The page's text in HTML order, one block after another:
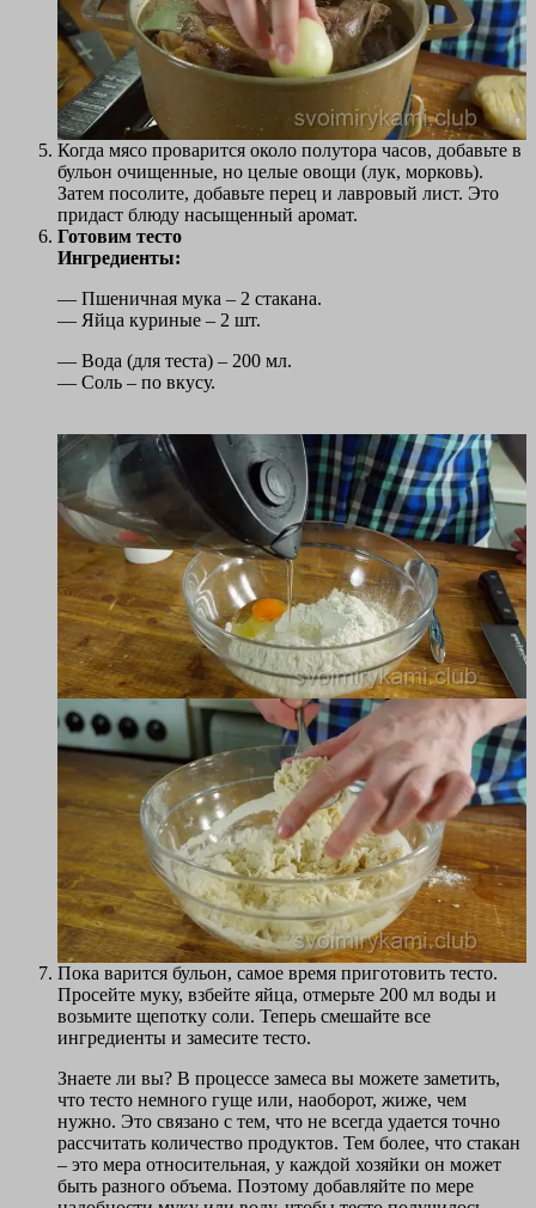
Когда мясо проварится около полутора часов, добавьте в
бульон очищенные, но целые овощи (лук, морковь).
Затем посолите, добавьте перец и лавровый лист. Это
придаст блюду насыщенный аромат.
Готовим тесто
Ингредиенты:
— Пшеничная мука – 2 стакана.
— Яйца куриные – 2 шт.
— Вода (для теста) – 200 мл.
— Соль – по вкусу.
Пока варится бульон, самое время приготовить тесто.
Просейте муку, взбейте яйца, отмерьте 200 мл воды и
возьмите щепотку соли. Теперь смешайте все
ингредиенты и замесите тесто.
Знаете ли вы? В процессе замеса вы можете заметить,
что тесто немного гуще или, наоборот, жиже, чем
нужно. Это связано с тем, что не всегда удается точно
рассчитать количество продуктов. Тем более, что стакан
– это мера относительная, у каждой хозяйки он может
быть разного объема. Поэтому добавляйте по мере